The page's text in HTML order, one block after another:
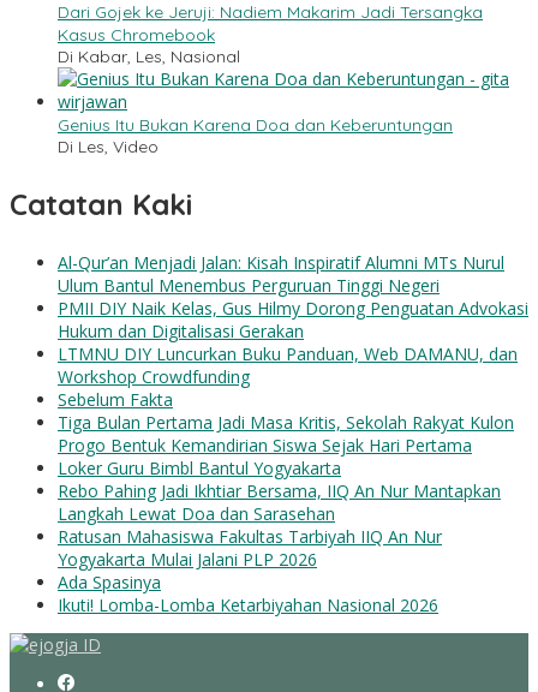
Dari Gojek ke Jeruji: Nadiem Makarim Jadi Tersangka
Kasus Chromebook
Di Kabar, Les, Nasional
Genius Itu Bukan Karena Doa dan Keberuntungan
Di Les, Video
Catatan Kaki
Al-Qur’an Menjadi Jalan: Kisah Inspiratif Alumni MTs Nurul
Ulum Bantul Menembus Perguruan Tinggi Negeri
PMII DIY Naik Kelas, Gus Hilmy Dorong Penguatan Advokasi
Hukum dan Digitalisasi Gerakan
LTMNU DIY Luncurkan Buku Panduan, Web DAMANU, dan
Workshop Crowdfunding
Sebelum Fakta
Tiga Bulan Pertama Jadi Masa Kritis, Sekolah Rakyat Kulon
Progo Bentuk Kemandirian Siswa Sejak Hari Pertama
Loker Guru Bimbl Bantul Yogyakarta
Rebo Pahing Jadi Ikhtiar Bersama, IIQ An Nur Mantapkan
Langkah Lewat Doa dan Sarasehan
Ratusan Mahasiswa Fakultas Tarbiyah IIQ An Nur
Yogyakarta Mulai Jalani PLP 2026
Ada Spasinya
Ikuti! Lomba-Lomba Ketarbiyahan Nasional 2026